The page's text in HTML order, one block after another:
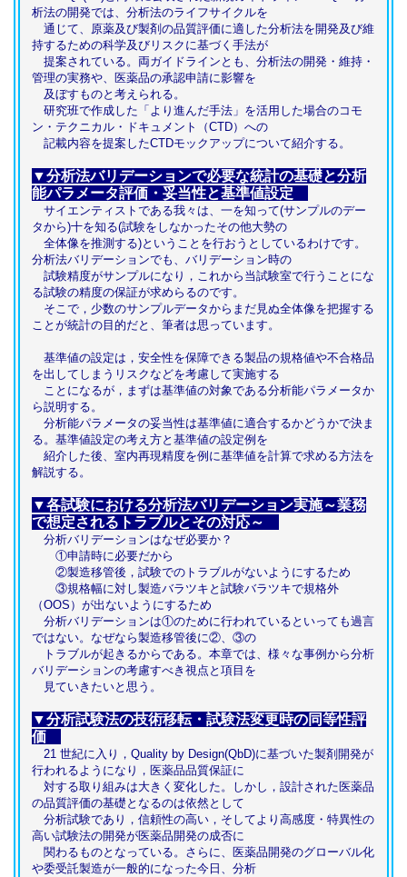
析法の開発では、分析法のライフサイクルを
通じて、原薬及び製剤の品質評価に適した分析法を開発及び維
持するための科学及びリスクに基づく手法が
提案されている。両ガイドラインとも、分析法の開発・維持・
管理の実務や、医薬品の承認申請に影響を
及ぼすものと考えられる。
研究班で作成した「より進んだ手法」を活用した場合のコモ
ン・テクニカル・ドキュメント（CTD）への
記載内容を提案したCTDモックアップについて紹介する。
▼分析法バリデーションで必要な統計の基礎と分析
能パラメータ評価・妥当性と基準値設定
サイエンティストである我々は、一を知って(サンプルのデー
タから)十を知る(試験をしなかったその他大勢の
全体像を推測する)ということを行おうとしているわけです。
分析法バリデーションでも、バリデーション時の
試験精度がサンプルになり，これから当試験室で行うことにな
る試験の精度の保証が求めらるのです。
そこで，少数のサンプルデータからまだ見ぬ全体像を把握する
ことが統計の目的だと、筆者は思っています。
基準値の設定は，安全性を保障できる製品の規格値や不合格品
を出してしまうリスクなどを考慮して実施する
ことになるが，まずは基準値の対象である分析能パラメータか
ら説明する。
分析能パラメータの妥当性は基準値に適合するかどうかで決ま
る。基準値設定の考え方と基準値の設定例を
紹介した後、室内再現精度を例に基準値を計算で求める方法を
解説する。
▼各試験における分析法バリデーション実施～業務
で想定されるトラブルとその対応～
分析バリデーションはなぜ必要か？
①申請時に必要だから
②製造移管後，試験でのトラブルがないようにするため
③規格幅に対し製造バラツキと試験バラツキで規格外
（OOS）が出ないようにするため
分析バリデーションは①のために行われているといっても過言
ではない。なぜなら製造移管後に②、③の
トラブルが起きるからである。本章では、様々な事例から分析
バリデーションの考慮すべき視点と項目を
見ていきたいと思う。
▼分析試験法の技術移転・試験法変更時の同等性評
価
21 世紀に入り，Quality by Design(QbD)に基づいた製剤開発が
行われるようになり，医薬品品質保証に
対する取り組みは大きく変化した。しかし，設計された医薬品
の品質評価の基礎となるのは依然として
分析試験であり，信頼性の高い，そしてより高感度・特異性の
高い試験法の開発が医薬品開発の成否に
関わるものとなっている。さらに、医薬品開発のグローバル化
や委受託製造が一般的になった今日、分析